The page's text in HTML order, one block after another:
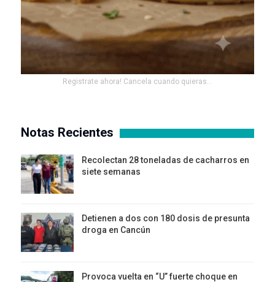
Registrate ahora! Cancela cuando quieras...
Notas Recientes
Recolectan 28 toneladas de cacharros en
siete semanas
Detienen a dos con 180 dosis de presunta
droga en Cancún
Provoca vuelta en “U” fuerte choque en